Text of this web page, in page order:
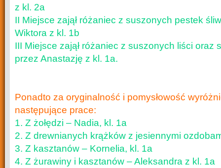
z kl. 2a
II Miejsce zajął różaniec z suszonych pestek
Wiktora z kl. 1b
III Miejsce zajął różaniec z suszonych liści oraz
przez Anastazję z kl. 1a.
Ponadto za oryginalność i pomysłowość
następujące prace:
1. Z żołędzi – Nadia, kl. 1a
2. Z drewnianych krążków z jesiennymi
3. Z kasztanów – Kornelia, kl. 1a
4. Z żurawiny i kasztanów – Aleksandra z kl. 1a